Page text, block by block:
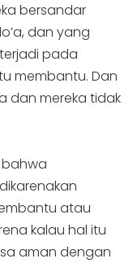
bersandar
dan yang
pada
membantu. Dan
dan mereka tidak
atau
kalau hal itu
aman dengan